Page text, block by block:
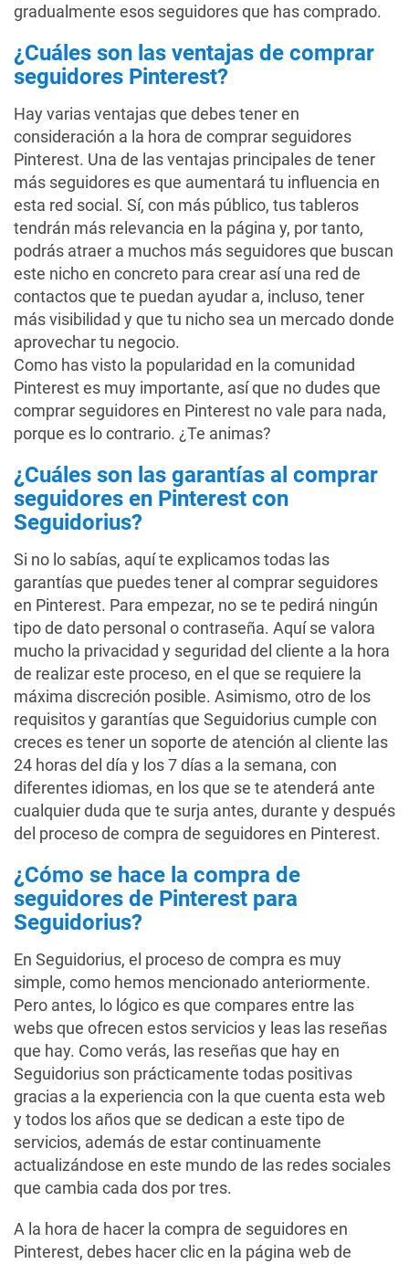
gradualmente esos seguidores que has comprado.
¿Cuáles son las ventajas de comprar
seguidores Pinterest?
Hay varias ventajas que debes tener en
consideración a la hora de comprar seguidores
Pinterest. Una de las ventajas principales de tener
más seguidores es que aumentará tu influencia en
esta red social. Sí, con más público, tus tableros
tendrán más relevancia en la página y, por tanto,
podrás atraer a muchos más seguidores que buscan
este nicho en concreto para crear así una red de
contactos que te puedan ayudar a, incluso, tener
más visibilidad y que tu nicho sea un mercado donde
aprovechar tu negocio.
Como has visto la popularidad en la comunidad
Pinterest es muy importante, así que no dudes que
comprar seguidores en Pinterest no vale para nada,
porque es lo contrario. ¿Te animas?
¿Cuáles son las garantías al comprar
seguidores en Pinterest con
Seguidorius?
Si no lo sabías, aquí te explicamos todas las
garantías que puedes tener al comprar seguidores
en Pinterest. Para empezar, no se te pedirá ningún
tipo de dato personal o contraseña. Aquí se valora
mucho la privacidad y seguridad del cliente a la hora
de realizar este proceso, en el que se requiere la
máxima discreción posible. Asimismo, otro de los
requisitos y garantías que Seguidorius cumple con
creces es tener un soporte de atención al cliente las
24 horas del día y los 7 días a la semana, con
diferentes idiomas, en los que se te atenderá ante
cualquier duda que te surja antes, durante y después
del proceso de compra de seguidores en Pinterest.
¿Cómo se hace la compra de
seguidores de Pinterest para
Seguidorius?
En Seguidorius, el proceso de compra es muy
simple, como hemos mencionado anteriormente.
Pero antes, lo lógico es que compares entre las
webs que ofrecen estos servicios y leas las reseñas
que hay. Como verás, las reseñas que hay en
Seguidorius son prácticamente todas positivas
gracias a la experiencia con la que cuenta esta web
y todos los años que se dedican a este tipo de
servicios, además de estar continuamente
actualizándose en este mundo de las redes sociales
que cambia cada dos por tres.
A la hora de hacer la compra de seguidores en
Pinterest, debes hacer clic en la página web de